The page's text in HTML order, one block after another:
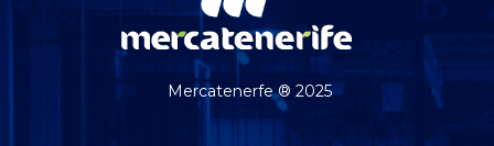
Mercatenerfe ® 2025